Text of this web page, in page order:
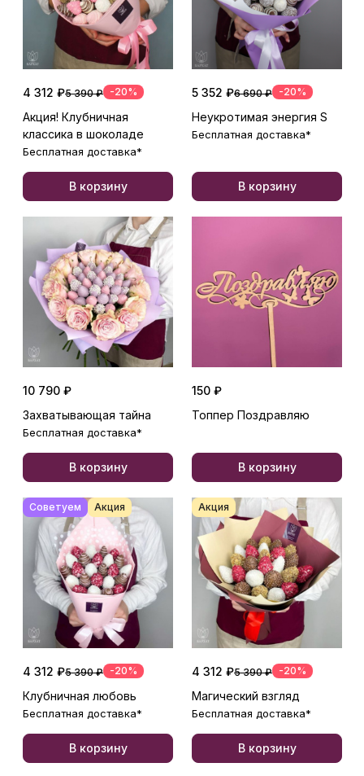
4 312 ₽5 390 ₽ -20%
Акция! Клубничная
классика в шоколаде
Бесплатная доставка*
В корзину
5 352 ₽6 690 ₽ -20%
Неукротимая энергия S
Бесплатная доставка*
В корзину
10 790 ₽
Захватывающая тайна
Бесплатная доставка*
В корзину
150 ₽
Топпер Поздравляю
В корзину
Советуем Акция
4 312 ₽5 390 ₽ -20%
Клубничная любовь
Бесплатная доставка*
В корзину
Акция
4 312 ₽5 390 ₽ -20%
Магический взгляд
Бесплатная доставка*
В корзину